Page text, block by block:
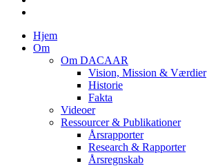
Close
Menu
Hjem
Om
Om DACAAR
Vision, Mission & Værdier
Historie
Fakta
Videoer
Ressourcer & Publikationer
Årsrapporter
Research & Rapporter
Årsregnskab